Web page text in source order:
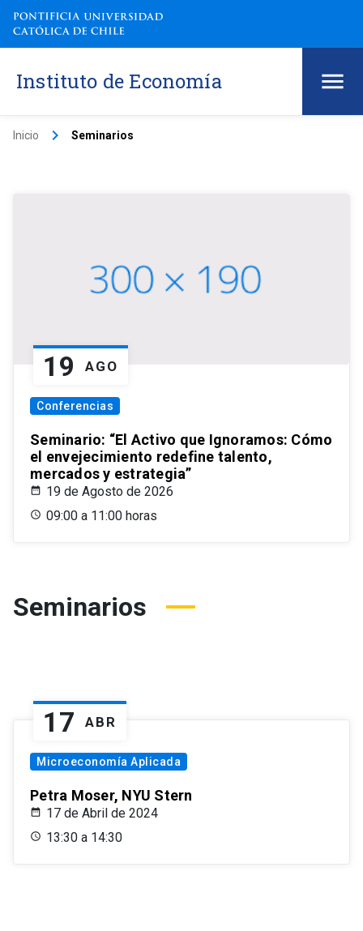
Instituto de Economía
Inicio keyboard_arrow_right Seminarios
19 AGO
Conferencias
Seminario: “El Activo que Ignoramos: Cómo
el envejecimiento redefine talento,
mercados y estrategia”
19 de Agosto de 2026
09:00 a 11:00 horas
Seminarios
17 ABR
Microeconomía Aplicada
Petra Moser, NYU Stern
17 de Abril de 2024
13:30 a 14:30